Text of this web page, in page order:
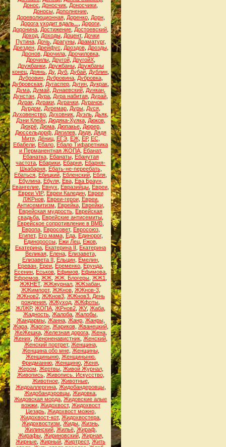
Донос
Доносчик Доносчики
Доносы, Дополнение,
Дореволюционная, Доренко, Дорн,
Дорога уходит вдаль...
Дороги,
Доронина Достижение Достоевский
Доход, Доходы, Доцент, Дочки
Путина, Дочь, Драгуны, Драматург,
Дрезден, Дрейфус Дроздов, Дрозды,
Дронов, Дрочила, Дрочиловка,
Дрочилы, Другой, ДругойХ,
Дружбанки, Дружбаны, Дружбаны
конец Дрянь Ду, Дуб Дубай Дублин
Дубровин, Дубровина, Дубровка,
Дубровская Дугаспер Дугин Дукрак
Дума, Думай, Дунаевский, Дункан,
Дунстан Дура Дура набитая Дурай
Дурак, Дураки, Дурачки, Дурачок,
Дурдом
Дуремар, Дуры, Дуся,
Духовенство Духовник Дуэль Дьяк
Дэни Клейн, Дюдяка-Хуяка, Дюков,
Дюкрё, Дюма, Дюпакье, Дюрер,
Дюссельдорф, Дягилев, Дядя, Дядя
Митя, Дёниц, ЕГЭ, ЕЖ, ЕР, ЕС,
Ебабели Ебало Ебало Тифаретника
и Перманентная ЖОПА, Ебанат,
Ебанатка, Ебанаты, Ебанутая
частота Ебарики Ебарня Ебарня-
Шкабарня, Ебать-не-переебать,
Ебаться Ебицкий Ебленский Ебля
Ебулина, Ебуля, Ева, Ева Браун,
Евангелие Евнух Евразийцы Евреи
Евреи VIP, Евреи Каледин, Евреи
ЛЖРнов, Евреи-герои, Евреи.
Антисемитизм
Еврейка, Еврейки,
Еврейская мудрость Еврейская
свадьба Еврейские антисемиты
Еврейское сопротивление в ВМВ
Европа, Евросовет, Евросоюз,
Египет, Его мама, Еда, Единорог,
Единороссы Ежи Лец Ежов
Екатерина Екатерина II
Екатерина
Великая, Елена, Елизавета,
Елизавета II
Ельцин, Емелин,
Ереван Ереи Еременко Ерунда
Есенин Еськов Ефимов Ефимова
Ефремов ЖЖ ЖЖ. Блогеры ЖЖ1
ЖЖНЕТ, ЖЖжурнал ЖЖзабан
ЖЖимпорт, ЖЖнов, ЖЖнов-3,
ЖЖнов2, ЖЖнов3, ЖЖнов3. День
рождения ЖЖуход ЖЖфоты
ЖЛЖР, ЖОПА ЖРнов2 ЖУ, Жаба
Жадность Жалоба Жалобы
Жандармы, Жанна, Жанр, Жанры,
Жара, Жаргон, Жариков, Жванецкий,
ЖеЖешка, Железная дорога, Жена,
Жених Женоненавистник Женский
Женский портрет, Женщина,
Женщина обо мне, Женщины,
Женщиныню, Женщиныню.
Фридманню Женщиню Женя
Жером Жертвы, Живой Журнал,
Живопись, Живопись. Искусство,
Животное, Животные,
Жидоаллергина, Жидобандеровцы,
Жидобандэровцы Жидовка
Жидовская морда Жидовские алые
вожжи, Жидохвост, Жидохвост
Цезарь, Жидохвост можно,
Жидохвост-кот, Жидохвостера
Жидохвостизм Жиды Жизнь
Жилинский, Жильё, Жираф,
Жирафы, Жириновский, Жирная,
Жирные Жирный Жиртрест, Жить